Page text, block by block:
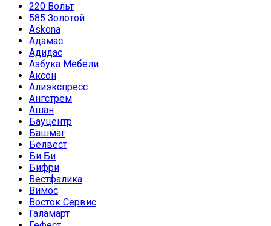
220 Вольт
585 Золотой
Askona
Адамас
Адидас
Азбука Мебели
Аксон
Алиэкспресс
Ангстрем
Ашан
Бауцентр
Башмаг
Белвест
Би Би
Бифри
Вестфалика
Вимос
Восток Сервис
Галамарт